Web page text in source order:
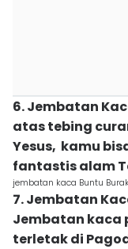
6. Jembatan
atas tebing
Yesus, kamu
fantastis alam
jembatan kaca Buntu
7. Jembatan
Jembatan kaca
terletak di